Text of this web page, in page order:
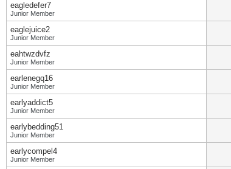
eagledefer7
Junior Member
eaglejuice2
Junior Member
eahtwzdvfz
Junior Member
earlenegq16
Junior Member
earlyaddict5
Junior Member
earlybedding51
Junior Member
earlycompel4
Junior Member